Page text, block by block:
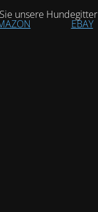
unsere Hundegitter
EBAY